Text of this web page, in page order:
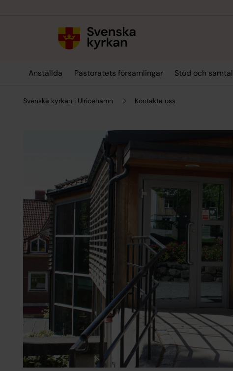
Anställda Pastoratets församlingar Stöd och samtal
Svenska kyrkan i Ulricehamn Kontakta oss